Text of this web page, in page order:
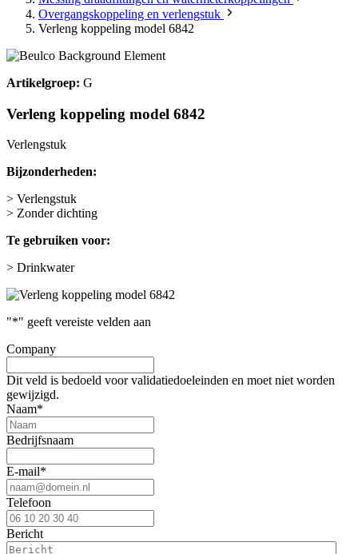
Overgangskoppeling en verlengstuk
Verleng koppeling model 6842
Artikelgroep: G
Verleng koppeling model 6842
Verlengstuk
Bijzonderheden:
> Verlengstuk
> Zonder dichting
Te gebruiken voor:
> Drinkwater
"*" geeft vereiste velden aan
Company
Dit veld is bedoeld voor validatiedoeleinden en moet niet worden
gewijzigd.
Naam*
Bedrijfsnaam
E-mail*
Telefoon
Bericht